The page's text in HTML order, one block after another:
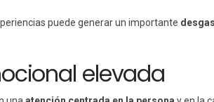
puede generar un importante
elevada